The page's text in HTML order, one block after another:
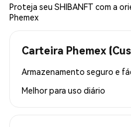
Proteja seu SHIBANFT com a
Phemex
Carteira Phemex
Armazenamento seguro e
Melhor para uso diário